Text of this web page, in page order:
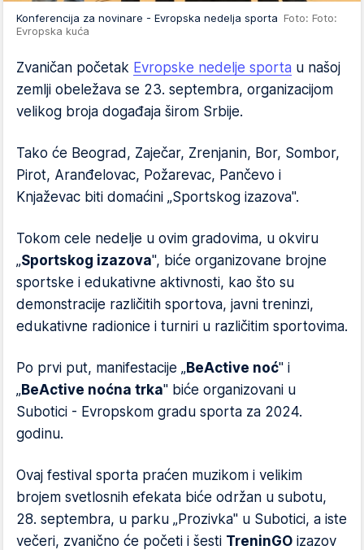
Konferencija za novinare - Evropska nedelja sporta Foto: Foto:
Evropska kuća
Zvaničan početak Evropske nedelje sporta u našoj
zemlji obeležava se 23. septembra, organizacijom
velikog broja događaja širom Srbije.
Tako će Beograd, Zaječar, Zrenjanin, Bor, Sombor,
Pirot, Aranđelovac, Požarevac, Pančevo i
Knjaževac biti domaćini „Sportskog izazova".
Tokom cele nedelje u ovim gradovima, u okviru
„Sportskog izazova", biće organizovane brojne
sportske i edukativne aktivnosti, kao što su
demonstracije različitih sportova, javni treninzi,
edukativne radionice i turniri u različitim sportovima.
Po prvi put, manifestacije „BeActive noć" i
„BeActive noćna trka" biće organizovani u
Subotici - Evropskom gradu sporta za 2024.
godinu.
Ovaj festival sporta praćen muzikom i velikim
brojem svetlosnih efekata biće održan u subotu,
28. septembra, u parku „Prozivka" u Subotici, a iste
večeri, zvanično će početi i šesti TreninGO izazov